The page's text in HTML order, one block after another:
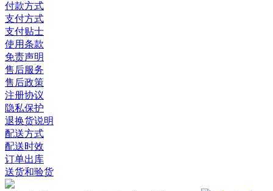
付款方式
支付方式
支付贴士
使用条款
免责声明
售后服务
售后政策
注册协议
隐私保护
退换货说明
配送方式
配送时效
订单出库
送货和验货